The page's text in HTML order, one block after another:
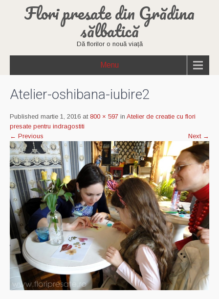
Flori presate din Grădina
sălbatică
Dă florilor o nouă viață
Menu
Atelier-oshibana-iubire2
Published martie 1, 2016 at 800 × 597 in Atelier de creatie cu flori
presate pentru indragostiti
← Previous Next →